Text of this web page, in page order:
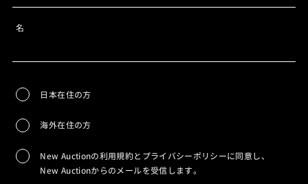
名
日本在住の方
海外在住の方
New Auctionの利用規約とプライバシーポリシーに同意し、
New Auctionからのメールを受信します。